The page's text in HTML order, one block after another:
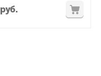
руб.